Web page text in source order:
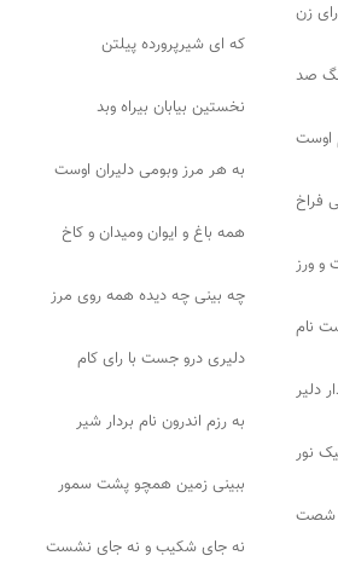
زن
که ای شیرپرورده پیلتن
صد
نخستین بیابان بیراه وبد
اوست
به هر مرز وبومی دلیران اوست
فراخ
همه باغ و ایوان ومیدان و کاخ
ورز
چه بینی چه دیده همه روی مرز
نام
دلیری درو جست با رای کام
دلیر
به رزم اندرون نام بردار شیر
نور
ببینی زمین همچو پشت سمور
شصت
نه جای شکیب و نه جای نشست